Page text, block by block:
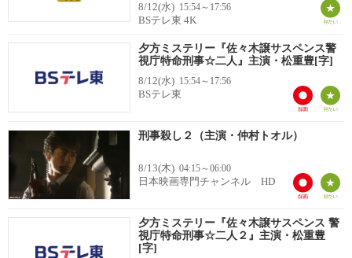
8/12(水) 15:54～17:56
BSテレ東 4K
夕方ミステリー『佐々木譲サスペンス警
視庁特命刑事☆二人』主演・松重豊[字]
8/12(水) 15:54～17:56
BSテレ東
刑事殺し２（主演・仲村トオル）
8/13(木) 04:15～06:00
日本映画専門チャンネル HD
夕方ミステリー『佐々木譲サスペンス 警
視庁特命刑事☆二人２』主演・松重豊
[字]